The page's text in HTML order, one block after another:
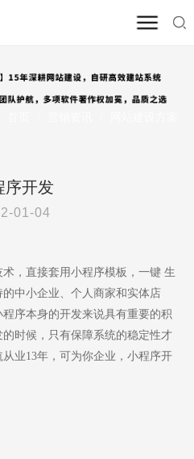
序开发
01-04
，直接套用小程序模板，一键 生
中小企业、个人商家和实体店
序本身的开发来说具有重要的积
时候，只有保障系统的稳定性才
业13年，可为你企业，小程序开